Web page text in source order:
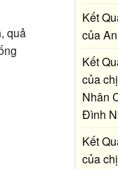
quả
Kết
của
Kết
của
Nhân
Đình
Kết
của